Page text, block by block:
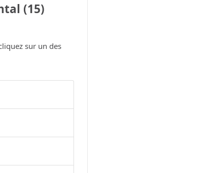
(15)
sur un des